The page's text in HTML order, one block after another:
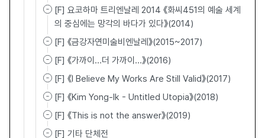
[F] 요코하마 트리엔날레 2014 《화씨451의 예술 세계
의 중심에는 망각의 바다가 있다》(2014)
[F] 《금강자연미술비엔날레》(2015~2017)
[F] 《가까이…더 가까이…》(2016)
[F] 《I Believe My Works Are Still Valid》(2017)
[F] 《Kim Yong-Ik - Untitled Utopia》(2018)
[F] 《This is not the answer》(2019)
[F] 기타 단체전